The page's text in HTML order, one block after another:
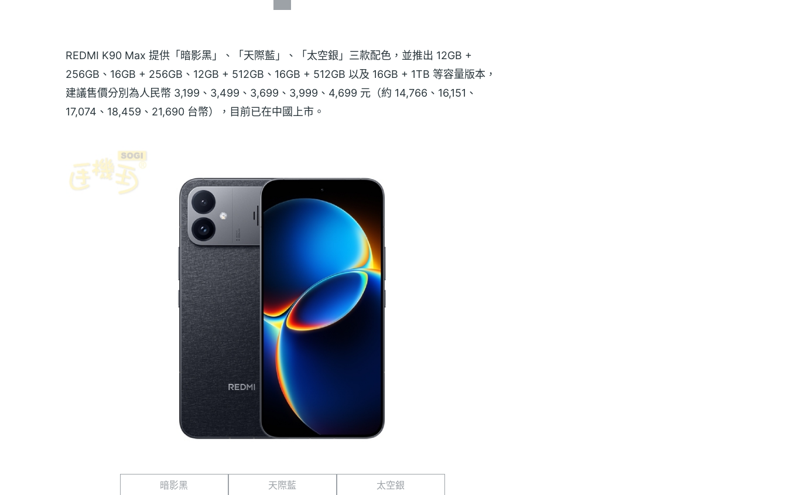
REDMI K90 Max 提供「暗影黑」、「天際藍」、「太空銀」三款配色，並推出 12GB +
256GB、16GB + 256GB、12GB + 512GB、16GB + 512GB 以及 16GB + 1TB 等容量版本，
建議售價分別為人民幣 3,199、3,499、3,699、3,999、4,699 元（約 14,766、16,151、
17,074、18,459、21,690 台幣），目前已在中國上市。
暗影黑 天際藍 太空銀